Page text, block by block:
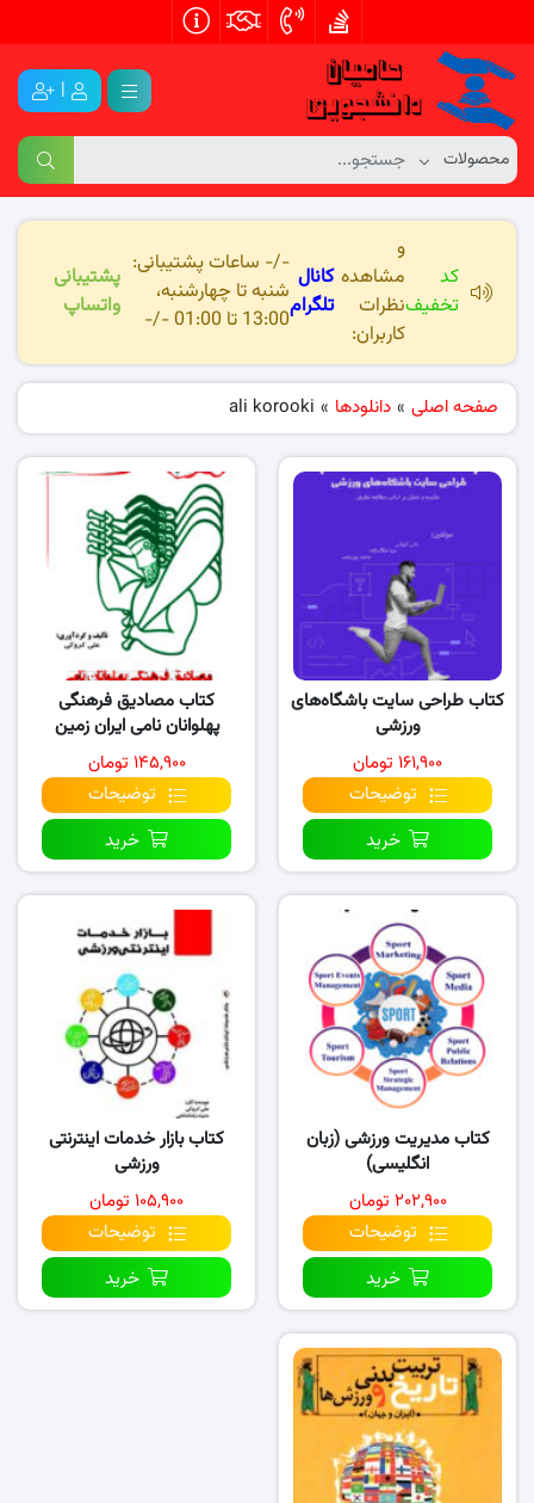
|
کد
تخفیف
و
مشاهده
نظرات
کاربران:
کانال
تلگرام
-/- ساعات پشتیبانی:
شنبه تا چهارشنبه،
13:00 تا 01:00 -/-
پشتیبانی
واتساپ
صفحه اصلی » دانلودها »
ali korooki
کتاب طراحی سایت باشگاه‌های
ورزشی
۱۶۱,۹۰۰ تومان
توضیحات
خرید
کتاب مصادیق فرهنگی
پهلوانان نامی ایران زمین
۱۴۵,۹۰۰ تومان
توضیحات
خرید
کتاب مدیریت ورزشی (زبان
انگلیسی)
۲۰۲,۹۰۰ تومان
توضیحات
خرید
کتاب بازار خدمات اینترنتی
ورزشی
۱۰۵,۹۰۰ تومان
توضیحات
خرید